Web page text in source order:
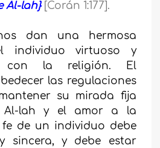
Al-lah} [Corán 1:177].
dan una hermosa
individuo virtuoso y
con la religión. El
las regulaciones
su mirada fija
lah y el amor a la
de un individuo debe
sincera, y debe estar